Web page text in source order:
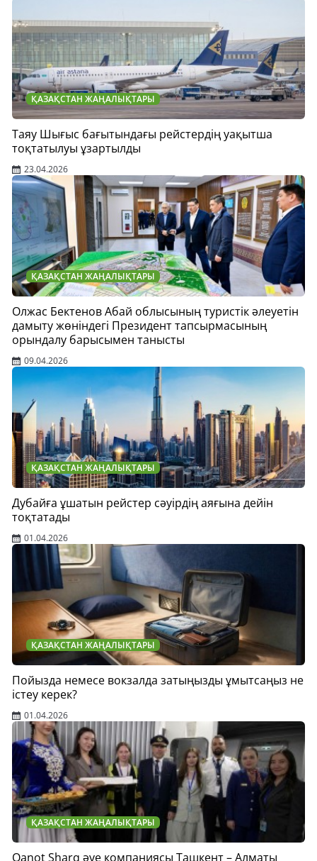
ҚАЗАҚСТАН ЖАҢАЛЫҚТАРЫ
Таяу Шығыс бағытындағы рейстердің уақытша
тоқтатылуы ұзартылды
23.04.2026
ҚАЗАҚСТАН ЖАҢАЛЫҚТАРЫ
Олжас Бектенов Абай облысының туристік әлеуетін
дамыту жөніндегі Президент тапсырмасының
орындалу барысымен танысты
09.04.2026
ҚАЗАҚСТАН ЖАҢАЛЫҚТАРЫ
Дубайға ұшатын рейстер сәуірдің аяғына дейін
тоқтатады
01.04.2026
ҚАЗАҚСТАН ЖАҢАЛЫҚТАРЫ
Пойызда немесе вокзалда затыңызды ұмытсаңыз не
істеу керек?
01.04.2026
ҚАЗАҚСТАН ЖАҢАЛЫҚТАРЫ
Qanot Sharq әуе компаниясы Ташкент – Алматы